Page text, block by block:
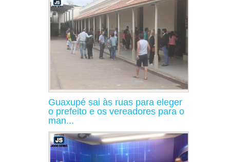
Guaxupé sai às ruas para eleger
o prefeito e os vereadores para o
man...